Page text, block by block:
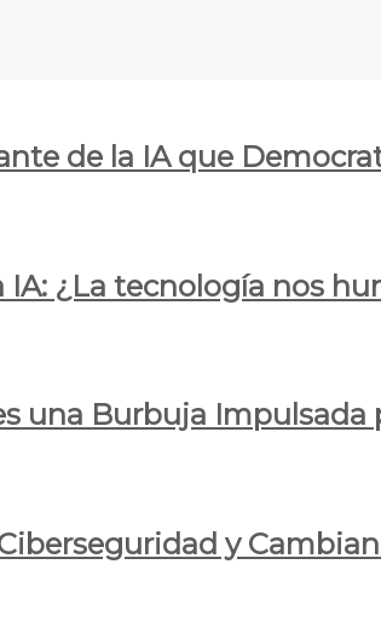
de la IA que
IA: ¿La tecnología nos
una Burbuja
y